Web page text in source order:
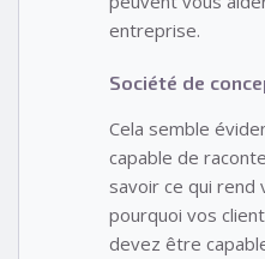
entreprise.
Société de
Cela semble
capable de
savoir ce qui
pourquoi vos
devez être